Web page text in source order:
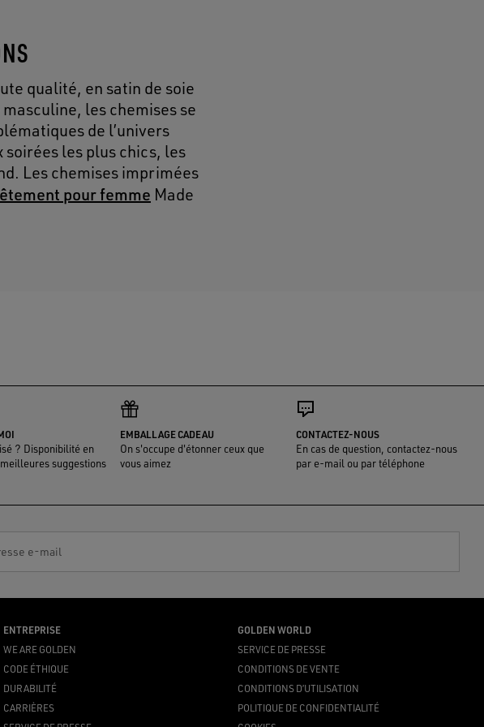
qualité, en satin de soie
les chemises se
de l’univers
les plus chics, les
Les chemises imprimées
pour femme Made
? Disponibilité en
suggestions
EMBALLAGE CADEAU
On s'occupe d'étonner ceux que
vous aimez
CONTACTEZ-NOUS
En cas de question, contactez-nous
par e-mail ou par téléphone
e-mail
ENTREPRISE
WE ARE GOLDEN
CODE ÉTHIQUE
DURABILITÉ
CARRIÈRES
GOLDEN WORLD
SERVICE DE PRESSE
CONDITIONS DE VENTE
CONDITIONS D’UTILISATION
POLITIQUE DE CONFIDENTIALITÉ